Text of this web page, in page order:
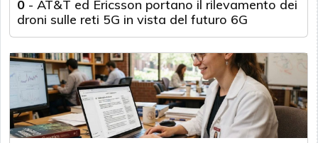
0 - AT&T ed Ericsson portano il rilevamento dei
droni sulle reti 5G in vista del futuro 6G